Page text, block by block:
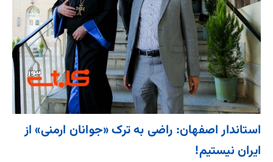
استاندار اصفهان: راضی به ترک «جوانان ارمنی» از
ایران نیستیم!